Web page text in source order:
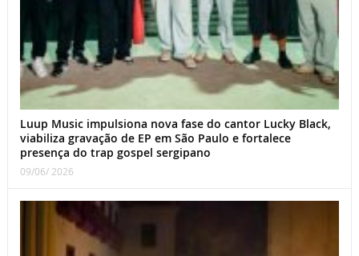
Luup Music impulsiona nova fase do cantor Lucky Black,
viabiliza gravação de EP em São Paulo e fortalece
presença do trap gospel sergipano
09/06/ 2026